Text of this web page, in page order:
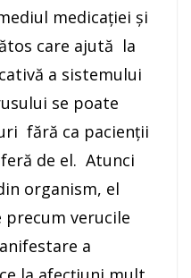
medicației și
care ajută la
a sistemului
se poate
fără ca pacienții
de el. Atunci
organism, el
verucile
a